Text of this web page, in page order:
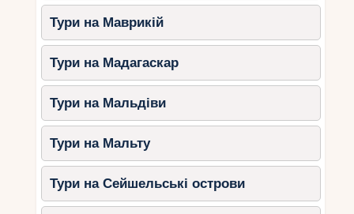
Тури на Маврикій
Тури на Мадагаскар
Тури на Мальдіви
Тури на Мальту
Тури на Сейшельські острови